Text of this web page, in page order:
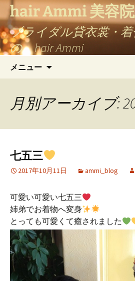
ン
テ
ン
ツ
ス
hair Ammi 美容
ブライダル貸衣裳・
の hair Ammi
メニュー
月別アーカイブ:
七五三
2017年10月11日 ammi_blog
可愛い可愛い七五三
姉弟でお着物へ変身
とっても可愛くて癒されました